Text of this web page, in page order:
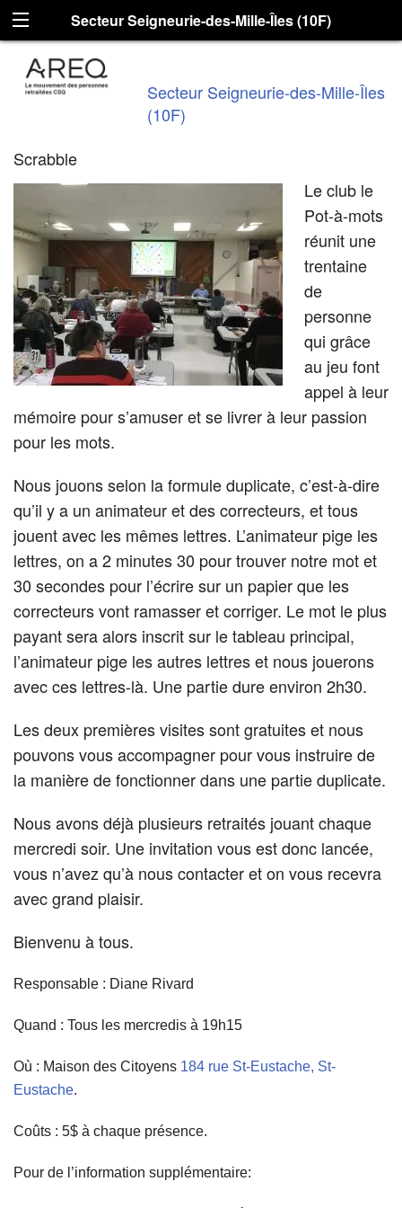
Secteur Seigneurie-des-Mille-Îles (10F)
Secteur Seigneurie-des-Mille-Îles
(10F)
Scrabble
Le club le
Pot-à-mots
réunit une
trentaine
de
personne
qui grâce
au jeu font
appel à leur
mémoire pour s’amuser et se livrer à leur passion
pour les mots.
Nous jouons selon la formule duplicate, c’est-à-dire
qu’il y a un animateur et des correcteurs, et tous
jouent avec les mêmes lettres. L’animateur pige les
lettres, on a 2 minutes 30 pour trouver notre mot et
30 secondes pour l’écrire sur un papier que les
correcteurs vont ramasser et corriger. Le mot le plus
payant sera alors inscrit sur le tableau principal,
l’animateur pige les autres lettres et nous jouerons
avec ces lettres-là. Une partie dure environ 2h30.
Les deux premières visites sont gratuites et nous
pouvons vous accompagner pour vous instruire de
la manière de fonctionner dans une partie duplicate.
Nous avons déjà plusieurs retraités jouant chaque
mercredi soir. Une invitation vous est donc lancée,
vous n’avez qu’à nous contacter et on vous recevra
avec grand plaisir.
Bienvenu à tous.
Responsable : Diane Rivard
Quand : Tous les mercredis à 19h15
Où : Maison des Citoyens 184 rue St-Eustache, St-
Eustache.
Coûts : 5$ à chaque présence.
Pour de l’information supplémentaire: